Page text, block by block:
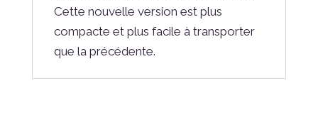
Cette nouvelle version est plus
compacte et plus facile à transporter
que la précédente.